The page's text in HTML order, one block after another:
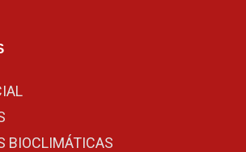
BIOCLIMÁTICAS